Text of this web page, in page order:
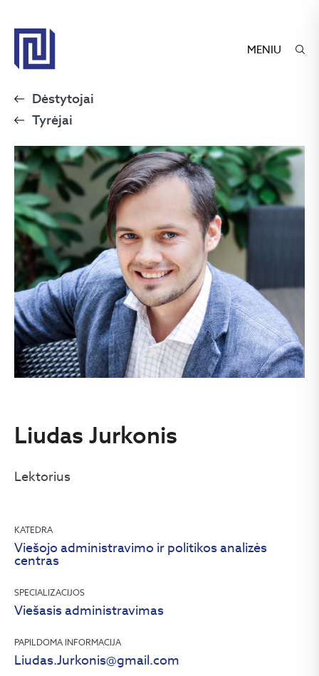
MENIU
Dėstytojai
Tyrėjai
Liudas Jurkonis
Lektorius
KATEDRA
Viešojo administravimo ir politikos analizės
centras
SPECIALIZACIJOS
Viešasis administravimas
PAPILDOMA INFORMACIJA
Liudas.Jurkonis@gmail.com